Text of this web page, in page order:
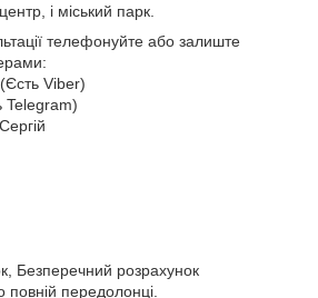
і міський парк.
телефонуйте або залиште
Viber)
Telegram)
Безперечний розрахунок
передолонці.